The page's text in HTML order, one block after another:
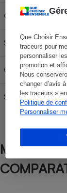
Que Choisir
traceurs pour
personnaliser
promotion et
Nous
changer d’avis
les traceurs »
Politique de
Personnaliser
Carburant
SP 95-E10
Gazole
SP 98